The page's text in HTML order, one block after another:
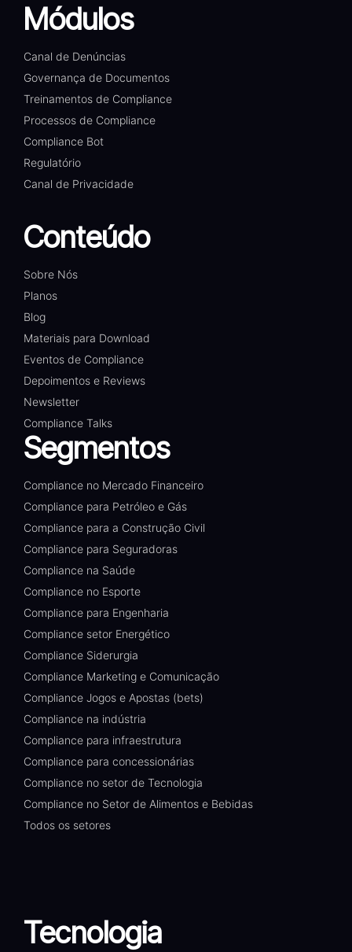
Módulos
Canal de Denúncias
Governança de Documentos
Treinamentos de Compliance
Processos de Compliance
Compliance Bot
Regulatório
Canal de Privacidade
Conteúdo
Sobre Nós
Planos
Blog
Materiais para Download
Eventos de Compliance
Depoimentos e Reviews
Newsletter
Compliance Talks
Segmentos
Compliance no Mercado Financeiro
Compliance para Petróleo e Gás
Compliance para a Construção Civil
Compliance para Seguradoras
Compliance na Saúde
Compliance no Esporte
Compliance para Engenharia
Compliance setor Energético
Compliance Siderurgia
Compliance Marketing e Comunicação
Compliance Jogos e Apostas (bets)
Compliance na indústria
Compliance para infraestrutura
Compliance para concessionárias
Compliance no setor de Tecnologia
Compliance no Setor de Alimentos e Bebidas
Todos os setores
Tecnologia